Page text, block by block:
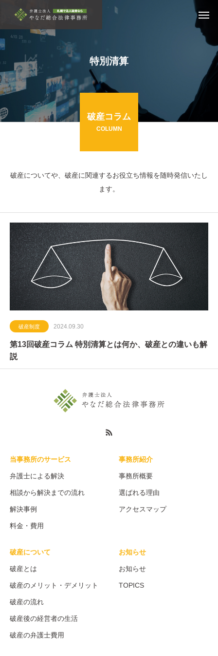
特別清算
破産コラム
COLUMN
破産についてや、破産に関連するお役立ち情報を随時発信いたし
ます。
破産制度 2024.09.30
第13回破産コラム 特別清算とは何か、破産との違いも解
説
当事務所のサービス
弁護士による解決
相談から解決までの流れ
解決事例
料金・費用
事務所紹介
事務所概要
選ばれる理由
アクセスマップ
破産について
破産とは
破産のメリット・デメリット
破産の流れ
破産後の経営者の生活
破産の弁護士費用
お知らせ
お知らせ
TOPICS